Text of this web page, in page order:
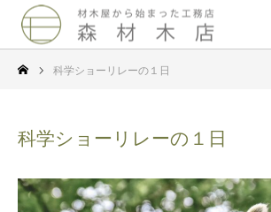
科学ショーリレーの１日
科学ショーリレーの１日